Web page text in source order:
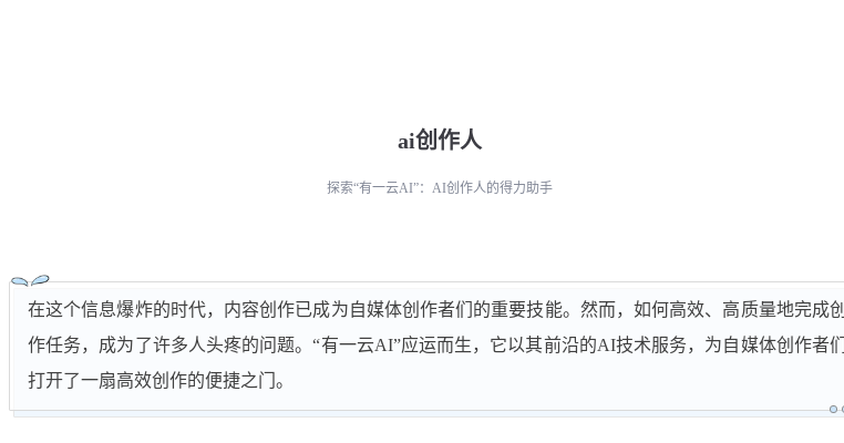
ai创作人
探索“有一云AI”：AI创作人的得力助手
在这个信息爆炸的时代，内容创作已成为自媒体创作者们的重要技能。然而，如何高效、高质量地完成创
作任务，成为了许多人头疼的问题。“有一云AI”应运而生，它以其前沿的AI技术服务，为自媒体创作者们
打开了一扇高效创作的便捷之门。